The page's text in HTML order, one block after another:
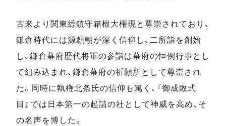
古来より関東総鎮守箱根大権現と尊崇されており、
鎌倉時代には源頼朝が深く信仰し、二所詣を創始
し、鎌倉幕府歴代将軍の参詣は幕府の恒例行事とし
て組み込まれ、鎌倉幕府の祈願所として尊崇され
た。同時に執権北条氏の信仰も篤く、『御成敗式
目』では日本第一の起請の社として神威を高め、そ
の名声を博した。